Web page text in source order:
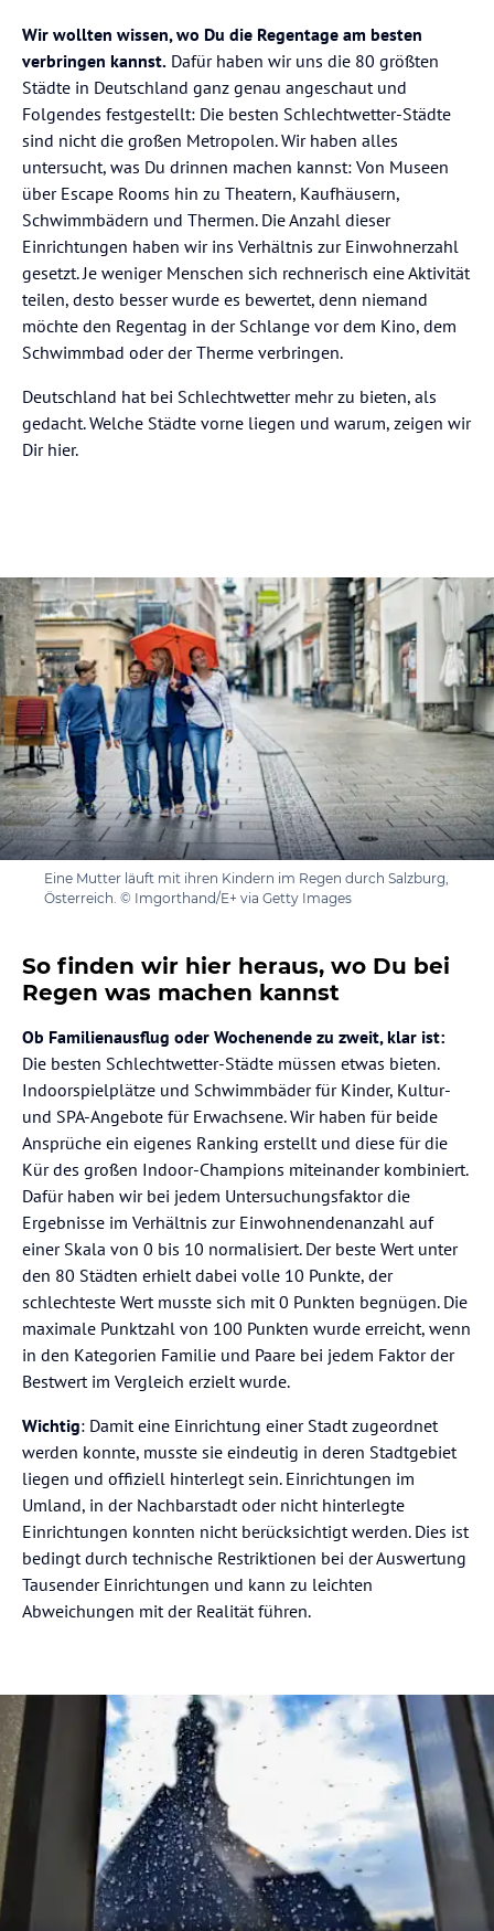
Wir wollten wissen, wo Du die Regentage am besten
verbringen kannst. Dafür haben wir uns die 80 größten
Städte in Deutschland ganz genau angeschaut und
Folgendes festgestellt: Die besten Schlechtwetter-Städte
sind nicht die großen Metropolen. Wir haben alles
untersucht, was Du drinnen machen kannst: Von Museen
über Escape Rooms hin zu Theatern, Kaufhäusern,
Schwimmbädern und Thermen. Die Anzahl dieser
Einrichtungen haben wir ins Verhältnis zur Einwohnerzahl
gesetzt. Je weniger Menschen sich rechnerisch eine Aktivität
teilen, desto besser wurde es bewertet, denn niemand
möchte den Regentag in der Schlange vor dem Kino, dem
Schwimmbad oder der Therme verbringen.
Deutschland hat bei Schlechtwetter mehr zu bieten, als
gedacht. Welche Städte vorne liegen und warum, zeigen wir
Dir hier.
Eine Mutter läuft mit ihren Kindern im Regen durch Salzburg,
Österreich. © Imgorthand/E+ via Getty Images
So finden wir hier heraus, wo Du bei
Regen was machen kannst
Ob Familienausflug oder Wochenende zu zweit, klar ist:
Die besten Schlechtwetter-Städte müssen etwas bieten.
Indoorspielplätze und Schwimmbäder für Kinder, Kultur-
und SPA-Angebote für Erwachsene. Wir haben für beide
Ansprüche ein eigenes Ranking erstellt und diese für die
Kür des großen Indoor-Champions miteinander kombiniert.
Dafür haben wir bei jedem Untersuchungsfaktor die
Ergebnisse im Verhältnis zur Einwohnendenanzahl auf
einer Skala von 0 bis 10 normalisiert. Der beste Wert unter
den 80 Städten erhielt dabei volle 10 Punkte, der
schlechteste Wert musste sich mit 0 Punkten begnügen. Die
maximale Punktzahl von 100 Punkten wurde erreicht, wenn
in den Kategorien Familie und Paare bei jedem Faktor der
Bestwert im Vergleich erzielt wurde.
Wichtig: Damit eine Einrichtung einer Stadt zugeordnet
werden konnte, musste sie eindeutig in deren Stadtgebiet
liegen und offiziell hinterlegt sein. Einrichtungen im
Umland, in der Nachbarstadt oder nicht hinterlegte
Einrichtungen konnten nicht berücksichtigt werden. Dies ist
bedingt durch technische Restriktionen bei der Auswertung
Tausender Einrichtungen und kann zu leichten
Abweichungen mit der Realität führen.